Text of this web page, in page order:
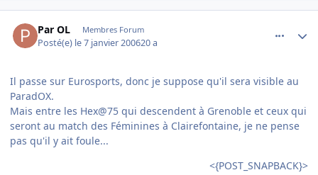
Par OL Membres Forum
Posté(e) le 7 janvier 200620 a
Il passe sur Eurosports, donc je suppose qu'il sera visible au
ParadOX.
Mais entre les Hex@75 qui descendent à Grenoble et ceux qui
seront au match des Féminines à Clairefontaine, je ne pense
pas qu'il y ait foule...
<{POST_SNAPBACK}>